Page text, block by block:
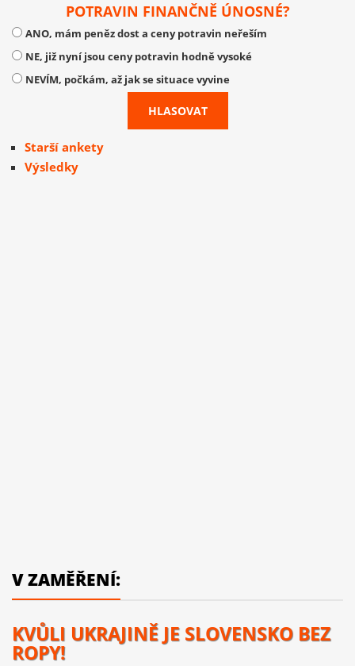
POTRAVIN FINANČNĚ ÚNOSNÉ?
ANO, mám peněz dost a ceny potravin neřeším
NE, již nyní jsou ceny potravin hodně vysoké
NEVÍM, počkám, až jak se situace vyvine
Starší ankety
Výsledky
V ZAMĚŘENÍ:
KVŮLI UKRAJINĚ JE SLOVENSKO BEZ
ROPY!